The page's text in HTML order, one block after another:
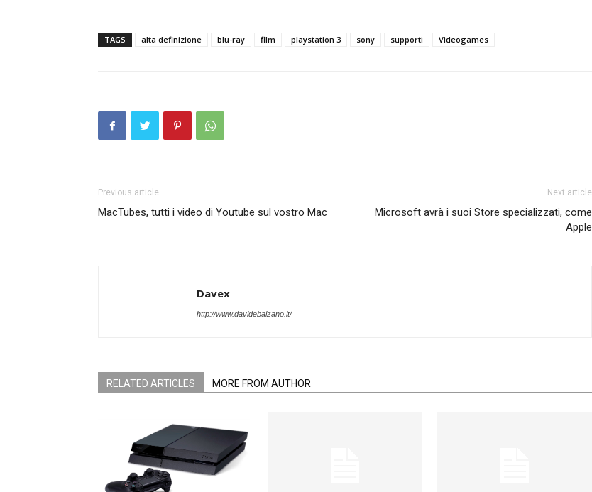
TAGS alta definizione blu-ray film playstation 3 sony supporti Videogames
Previous article
MacTubes, tutti i video di Youtube sul vostro Mac
Next article
Microsoft avrà i suoi Store specializzati, come
Apple
Davex
http://www.davidebalzano.it/
RELATED ARTICLES MORE FROM AUTHOR